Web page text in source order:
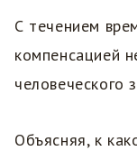
С течением
компенсацией
человеческого
Объясняя, к